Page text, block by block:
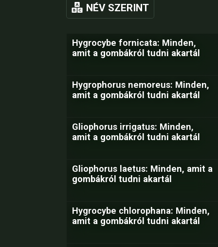
NÉV SZERINT
Hygrocybe fornicata: Minden,
amit a gombákról tudni akartál
Hygrophorus nemoreus: Minden,
amit a gombákról tudni akartál
Gliophorus irrigatus: Minden,
amit a gombákról tudni akartál
Gliophorus laetus: Minden, amit a
gombákról tudni akartál
Hygrocybe chlorophana: Minden,
amit a gombákról tudni akartál